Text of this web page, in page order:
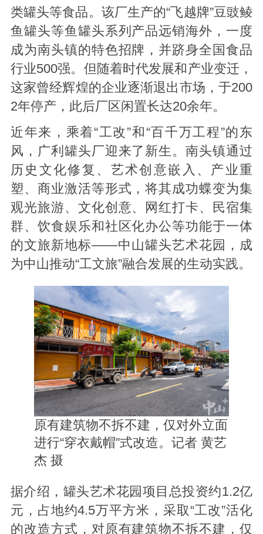
类罐头等食品。该厂生产的“飞越牌”豆豉鲮
鱼罐头等鱼罐头系列产品远销海外，一度
成为南头镇的特色招牌，并跻身全国食品
行业500强。但随着时代发展和产业变迁，
这家曾经辉煌的企业逐渐退出市场，于200
2年停产，此后厂区闲置长达20余年。
近年来，乘着“工改”和“百千万工程”的东
风，广利罐头厂迎来了新生。南头镇通过
历史文化修复、艺术创意嵌入、产业重
塑、商业激活等形式，将其成功蝶变为集
观光旅游、文化创意、网红打卡、民宿集
群、饮食娱乐和社区化办公等功能于一体
的文旅新地标——中山罐头艺术花园，成
为中山推动“工文旅”融合发展的生动实践。
原有建筑物不拆不建，仅对外立面
进行“穿衣戴帽”式改造。记者 黄艺
杰 摄
据介绍，罐头艺术花园项目总投资约1.2亿
元，占地约4.5万平方米，采取“工改”活化
的改造方式，对原有建筑物不拆不建，仅